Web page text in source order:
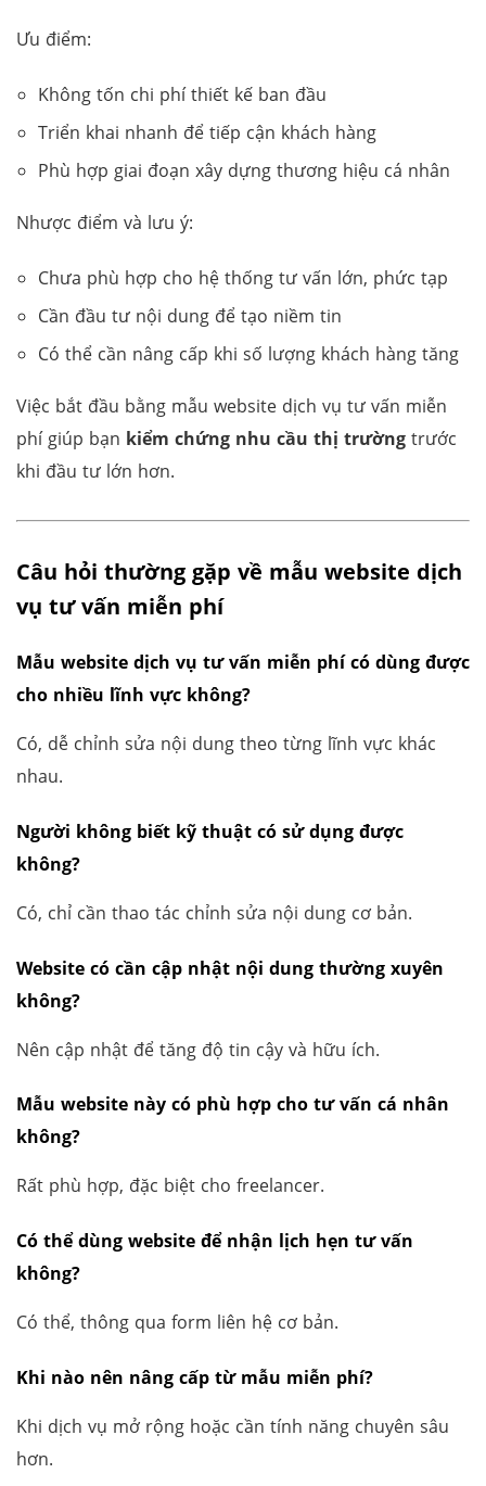
Ưu điểm:
Không tốn chi phí thiết kế ban đầu
Triển khai nhanh để tiếp cận khách hàng
Phù hợp giai đoạn xây dựng thương hiệu cá nhân
Nhược điểm và lưu ý:
Chưa phù hợp cho hệ thống tư vấn lớn, phức tạp
Cần đầu tư nội dung để tạo niềm tin
Có thể cần nâng cấp khi số lượng khách hàng tăng
Việc bắt đầu bằng mẫu website dịch vụ tư vấn miễn
phí giúp bạn kiểm chứng nhu cầu thị trường trước
khi đầu tư lớn hơn.
Câu hỏi thường gặp về mẫu website dịch
vụ tư vấn miễn phí
Mẫu website dịch vụ tư vấn miễn phí có dùng được
cho nhiều lĩnh vực không?
Có, dễ chỉnh sửa nội dung theo từng lĩnh vực khác
nhau.
Người không biết kỹ thuật có sử dụng được
không?
Có, chỉ cần thao tác chỉnh sửa nội dung cơ bản.
Website có cần cập nhật nội dung thường xuyên
không?
Nên cập nhật để tăng độ tin cậy và hữu ích.
Mẫu website này có phù hợp cho tư vấn cá nhân
không?
Rất phù hợp, đặc biệt cho freelancer.
Có thể dùng website để nhận lịch hẹn tư vấn
không?
Có thể, thông qua form liên hệ cơ bản.
Khi nào nên nâng cấp từ mẫu miễn phí?
Khi dịch vụ mở rộng hoặc cần tính năng chuyên sâu
hơn.